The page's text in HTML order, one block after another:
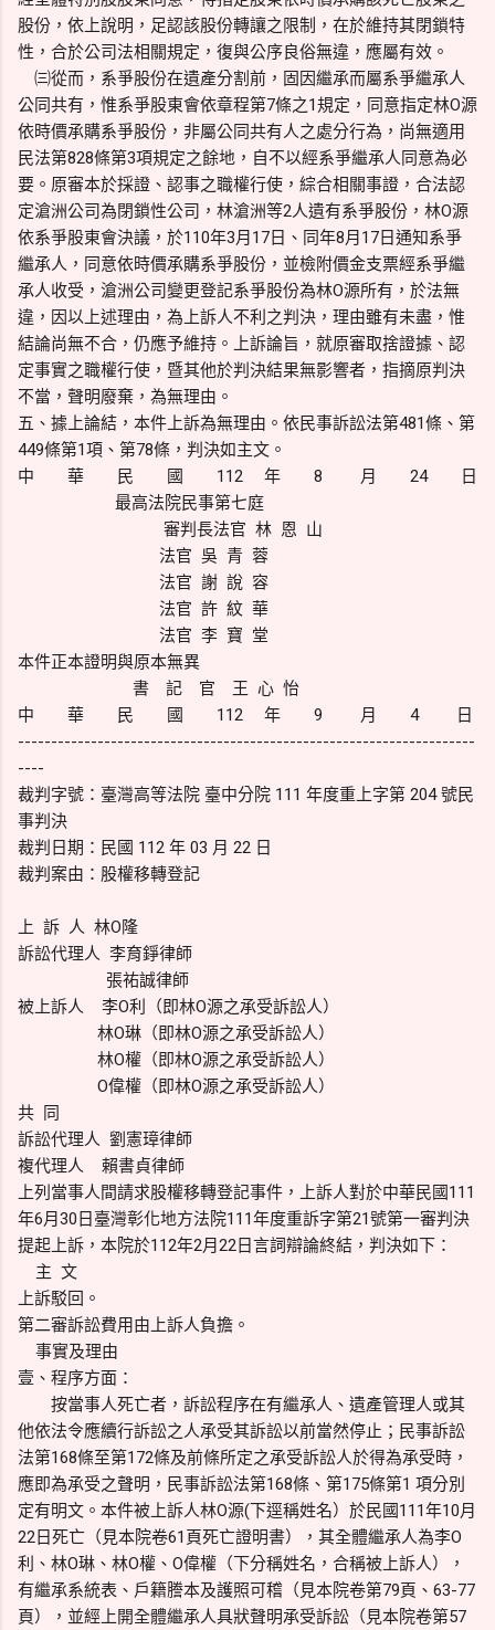
股份，依上說明，足認該股份轉讓之限制，在於維持其閉鎖特
性，合於公司法相關規定，復與公序良俗無違，應屬有效。
㈢從而，系爭股份在遺產分割前，固因繼承而屬系爭繼承人
公同共有，惟系爭股東會依章程第7條之1規定，同意指定林O源
依時價承購系爭股份，非屬公同共有人之處分行為，尚無適用
民法第828條第3項規定之餘地，自不以經系爭繼承人同意為必
要。原審本於採證、認事之職權行使，綜合相關事證，合法認
定滄洲公司為閉鎖性公司，林滄洲等2人遺有系爭股份，林O源
依系爭股東會決議，於110年3月17日、同年8月17日通知系爭
繼承人，同意依時價承購系爭股份，並檢附價金支票經系爭繼
承人收受，滄洲公司變更登記系爭股份為林O源所有，於法無
違，因以上述理由，為上訴人不利之判決，理由雖有未盡，惟
結論尚無不合，仍應予維持。上訴論旨，就原審取捨證據、認
定事實之職權行使，暨其他於判決結果無影響者，指摘原判決
不當，聲明廢棄，為無理由。
五、據上論結，本件上訴為無理由。依民事訴訟法第481條、第
449條第1項、第78條，判決如主文。
中 華 民 國 112 年 8 月 24 日
最高法院民事第七庭
審判長法官 林 恩 山
法官 吳 青 蓉
法官 謝 說 容
法官 許 紋 華
法官 李 寶 堂
本件正本證明與原本無異
書 記 官 王 心 怡
中 華 民 國 112 年 9 月 4 日
---------------------------------------------------------------------
----
裁判字號：臺灣高等法院 臺中分院 111 年度重上字第 204 號民
事判決
裁判日期：民國 112 年 03 月 22 日
裁判案由：股權移轉登記
上 訴 人 林O隆
訴訟代理人 李育錚律師
張祐誠律師
被上訴人 李O利（即林O源之承受訴訟人）
林O琳（即林O源之承受訴訟人）
林O權（即林O源之承受訴訟人）
O偉權（即林O源之承受訴訟人）
共 同
訴訟代理人 劉憲璋律師
複代理人 賴書貞律師
上列當事人間請求股權移轉登記事件，上訴人對於中華民國111
年6月30日臺灣彰化地方法院111年度重訴字第21號第一審判決
提起上訴，本院於112年2月22日言詞辯論終結，判決如下：
主 文
上訴駁回。
第二審訴訟費用由上訴人負擔。
事實及理由
壹、程序方面：
按當事人死亡者，訴訟程序在有繼承人、遺產管理人或其
他依法令應續行訴訟之人承受其訴訟以前當然停止；民事訴訟
法第168條至第172條及前條所定之承受訴訟人於得為承受時，
應即為承受之聲明，民事訴訟法第168條、第175條第1 項分別
定有明文。本件被上訴人林O源(下逕稱姓名）於民國111年10月
22日死亡（見本院卷61頁死亡證明書），其全體繼承人為李O
利、林O琳、林O權、O偉權（下分稱姓名，合稱被上訴人），
有繼承系統表、戶籍謄本及護照可稽（見本院卷第79頁、63-77
頁），並經上開全體繼承人具狀聲明承受訴訟（見本院卷第57